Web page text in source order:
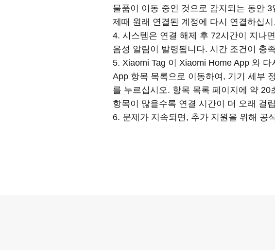
물품이 이동 중인 것으로 감지되는 동안
제때 원래 연결된 계정에 다시 연결하십시
4. 시스템은 연결 해제 후 72시간이 지나
음성 알림이 발령됩니다. 시간 조건이 충
5. Xiaomi Tag 이 Xiaomi Home App 와
App 항목 목록으로 이동하여, 기기 세부
를 누르십시오. 항목 목록 페이지에 약
항목이 많을수록 연결 시간이 더 오래 걸
6. 문제가 지속되면, 추가 지원을 위해 공